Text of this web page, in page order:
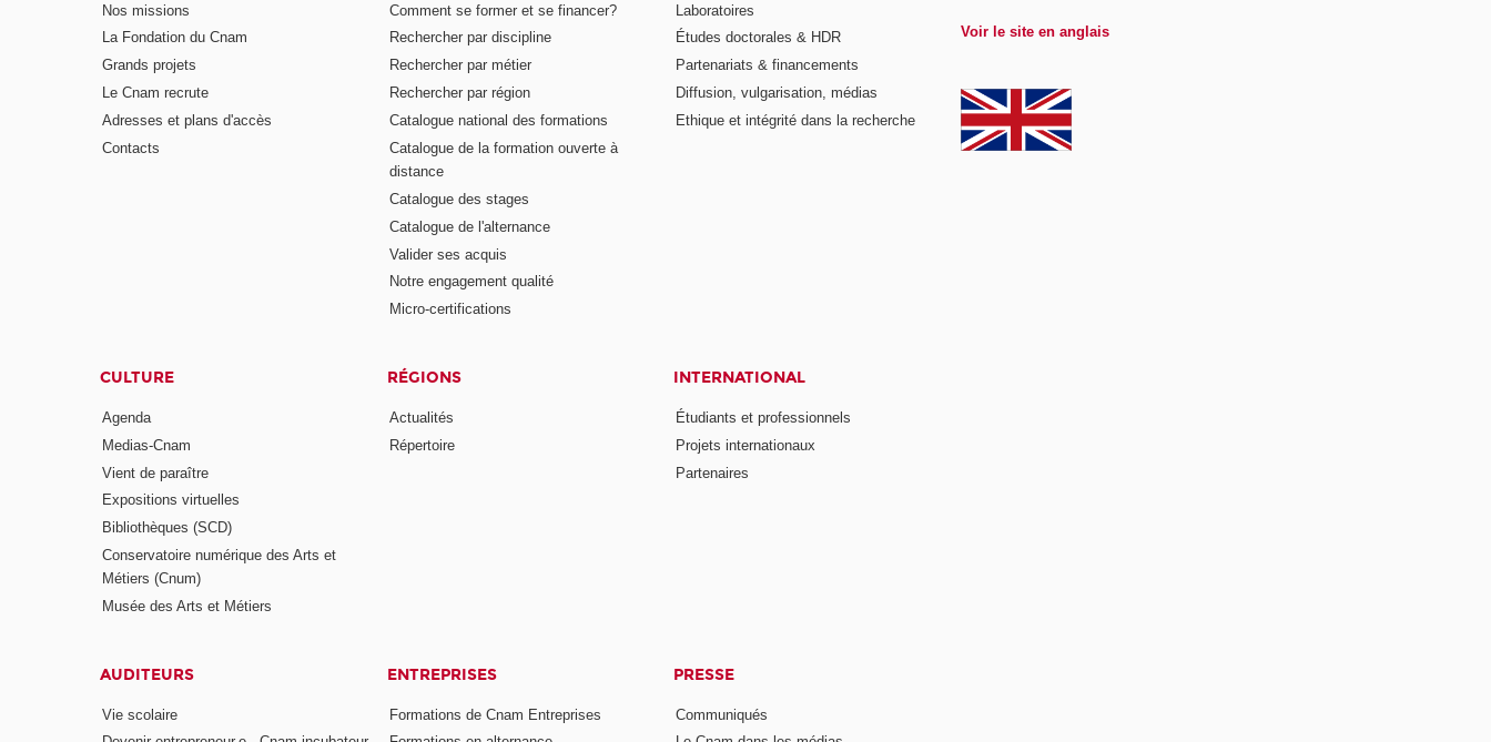
Nos missions
La Fondation du Cnam
Grands projets
Le Cnam recrute
Adresses et plans d'accès
Contacts
Comment se former et se financer?
Rechercher par discipline
Rechercher par métier
Rechercher par région
Catalogue national des formations
Catalogue de la formation ouverte à
distance
Catalogue des stages
Catalogue de l'alternance
Valider ses acquis
Notre engagement qualité
Micro-certifications
Laboratoires
Études doctorales & HDR
Partenariats & financements
Diffusion, vulgarisation, médias
Ethique et intégrité dans la recherche
CULTURE
Agenda
Medias-Cnam
Vient de paraître
Expositions virtuelles
Bibliothèques (SCD)
Conservatoire numérique des Arts et
Métiers (Cnum)
Musée des Arts et Métiers
RÉGIONS
Actualités
Répertoire
INTERNATIONAL
Étudiants et professionnels
Projets internationaux
Partenaires
AUDITEURS
Vie scolaire
ENTREPRISES
Formations de Cnam Entreprises
PRESSE
Communiqués
Voir le site en anglais